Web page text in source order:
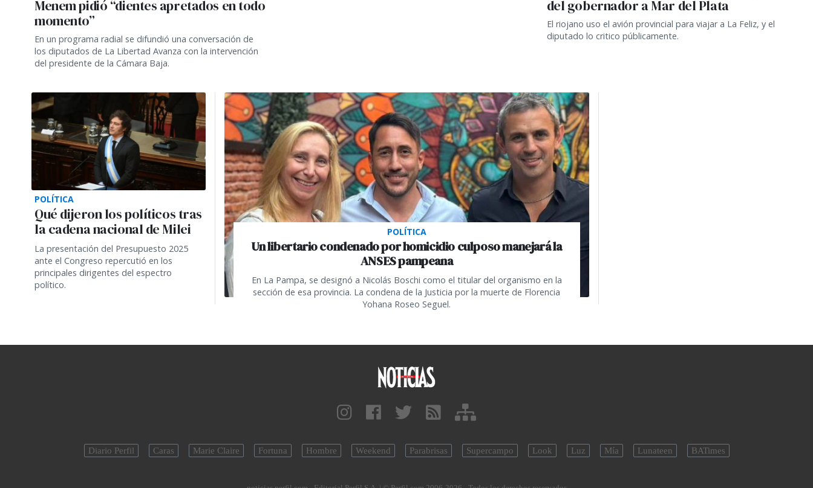
Menem pidió “dientes apretados en todo
momento”
En un programa radial se difundió una conversación de
los diputados de La Libertad Avanza con la intervención
del presidente de la Cámara Baja.
del gobernador a Mar del Plata
El riojano uso el avión provincial para viajar a La Feliz, y el
diputado lo critico públicamente.
POLÍTICA
Qué dijeron los políticos tras
la cadena nacional de Milei
La presentación del Presupuesto 2025
ante el Congreso repercutió en los
principales dirigentes del espectro
político.
POLÍTICA
Un libertario condenado por homicidio culposo manejará la
ANSES pampeana
En La Pampa, se designó a Nicolás Boschi como el titular del organismo en la
sección de esa provincia. La condena de la Justicia por la muerte de Florencia
Yohana Roseo Seguel.
Diario Perfil Caras Marie Claire Fortuna Hombre Weekend Parabrisas Supercampo Look Luz Mía Lunateen BATimes